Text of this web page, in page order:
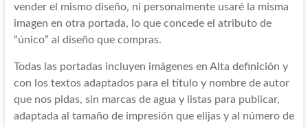
vender el mismo diseño, ni personalmente usaré la misma
imagen en otra portada, lo que concede el atributo de
“único” al diseño que compras.
Todas las portadas incluyen imágenes en Alta definición y
con los textos adaptados para el título y nombre de autor
que nos pidas, sin marcas de agua y listas para publicar,
adaptada al tamaño de impresión que elijas y al número de